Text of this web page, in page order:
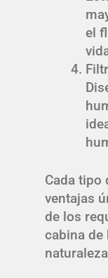
el
Cada tipo
ventajas
de los
cabina de